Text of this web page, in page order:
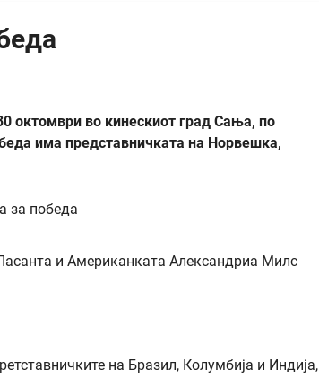
октомври во кинескиот град Сања, по
има представничката на Норвешка,
и Американката Александриа Милс
на Бразил, Колумбија и Индија,